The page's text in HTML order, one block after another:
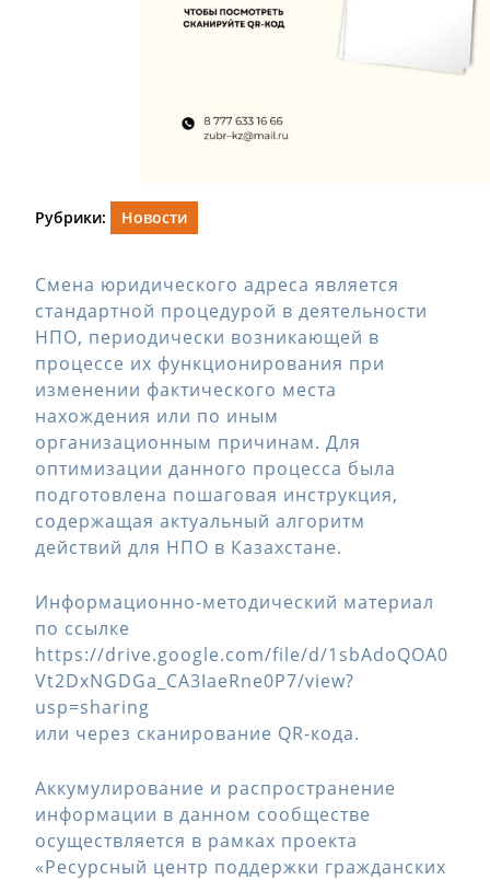
Рубрики: Новости
Смена юридического адреса является
стандартной процедурой в деятельности
НПО, периодически возникающей в
процессе их функционирования при
изменении фактического места
нахождения или по иным
организационным причинам. Для
оптимизации данного процесса была
подготовлена пошаговая инструкция,
содержащая актуальный алгоритм
действий для НПО в Казахстане.
Информационно-методический материал
по ссылке
https://drive.google.com/file/d/1sbAdoQOA0
Vt2DxNGDGa_CA3IaeRne0P7/view?
usp=sharing
или через сканирование QR-кода.
Аккумулирование и распространение
информации в данном сообществе
осуществляется в рамках проекта
«Ресурсный центр поддержки гражданских